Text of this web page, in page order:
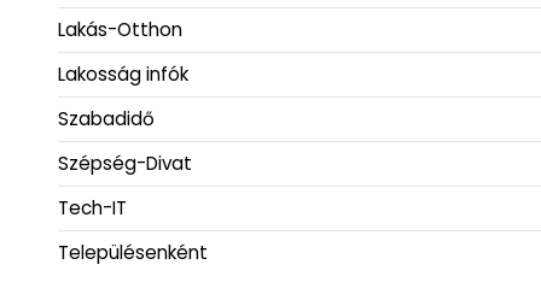
Lakás-Otthon
Lakosság infók
Szabadidő
Szépség-Divat
Tech-IT
Településenként